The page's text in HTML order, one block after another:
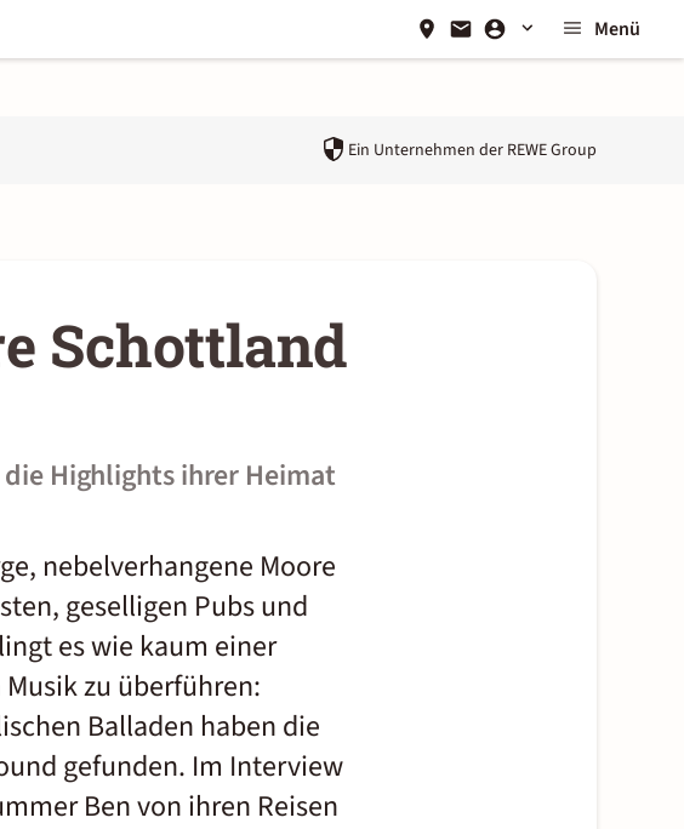
Menü
Ein Unternehmen der REWE Group
Schottland
Highlights ihrer Heimat
nebelverhangene Moore
geselligen Pubs und
es wie kaum einer
zu überführen:
Balladen haben die
gefunden. Im Interview
Ben von ihren Reisen